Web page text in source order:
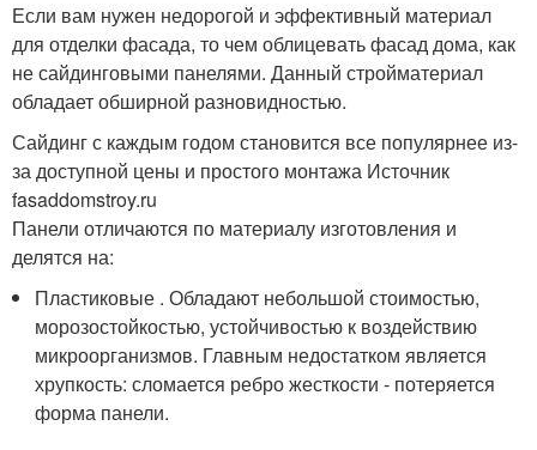
Если вам нужен недорогой и эффективный материал
для отделки фасада, то чем облицевать фасад дома, как
не сайдинговыми панелями. Данный стройматериал
обладает обширной разновидностью.
Сайдинг с каждым годом становится все популярнее из-
за доступной цены и простого монтажа Источник
fasaddomstroy.ru
Панели отличаются по материалу изготовления и
делятся на:
Пластиковые . Обладают небольшой стоимостью,
морозостойкостью, устойчивостью к воздействию
микроорганизмов. Главным недостатком является
хрупкость: сломается ребро жесткости - потеряется
форма панели.